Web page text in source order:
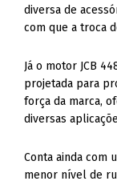
diversa de
com que a troca
Já o motor JCB
projetada para
força da marca,
diversas
Conta ainda com
menor nível de